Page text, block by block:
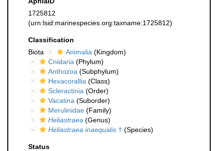
1725812
(urn:lsid:marinespecies.org:taxname:1725812)
Classification
Biota
Animalia (Kingdom)
Cnidaria (Phylum)
Anthozoa (Subphylum)
Hexacorallia (Class)
Scleractinia (Order)
Vacatina (Suborder)
Merulinidae (Family)
Heliastraea (Genus)
Heliastraea inaequalis † (Species)
Status